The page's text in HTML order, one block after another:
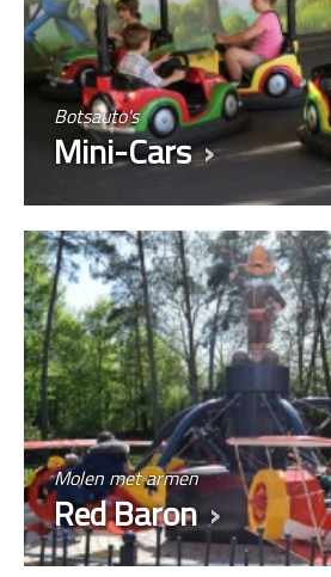
Botsauto's
Mini-Cars
Molen met armen
Red Baron